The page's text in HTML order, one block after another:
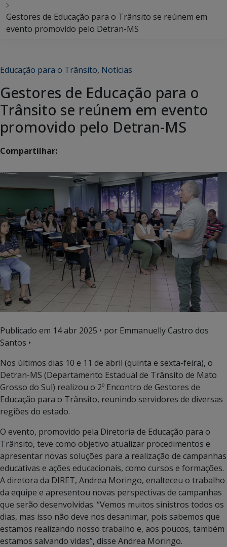
Gestores de Educação para o Trânsito se reúnem em
evento promovido pelo Detran-MS
Educação para o Trânsito, Notícias
Gestores de Educação para o
Trânsito se reúnem em evento
promovido pelo Detran-MS
Compartilhar:
Publicado em 14 abr 2025 • por Emmanuelly Castro dos
Santos •
Nos últimos dias 10 e 11 de abril (quinta e sexta-feira), o
Detran-MS (Departamento Estadual de Trânsito de Mato
Grosso do Sul) realizou o 2º Encontro de Gestores de
Educação para o Trânsito, reunindo servidores de diversas
regiões do estado.
O evento, promovido pela Diretoria de Educação para o
Trânsito, teve como objetivo atualizar procedimentos e
apresentar novas soluções para a realização de campanhas
educativas e ações educacionais, como cursos e formações.
A diretora da DIRET, Andrea Moringo, enalteceu o trabalho
da equipe e apresentou novas perspectivas de campanhas
que serão desenvolvidas. “Vemos muitos sinistros todos os
dias, mas isso não deve nos desanimar, pois sabemos que
estamos realizando nosso trabalho e, aos poucos, também
estamos salvando vidas”, disse Andrea Moringo.